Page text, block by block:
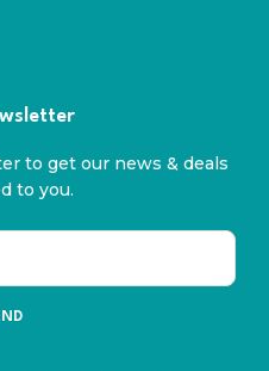
to get our news & deals
to you.